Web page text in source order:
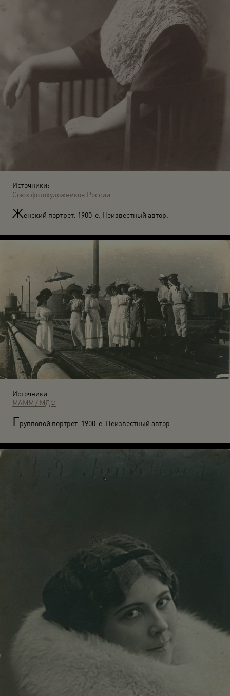
Источники:
Союз фотохудожников России
Женский портрет. 1900-е. Неизвестный автор.
Источники:
МАММ / МДФ
Групповой портрет. 1900-е. Неизвестный автор.